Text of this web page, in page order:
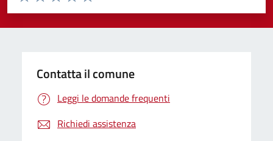
Valuta 5 stelle su 5
Valuta 4 stelle su 5
Valuta 3 stelle su 5
Valuta 2 stelle su 5
Valuta 1 stelle su 5
Contatta il comune
Leggi le domande frequenti
Richiedi assistenza